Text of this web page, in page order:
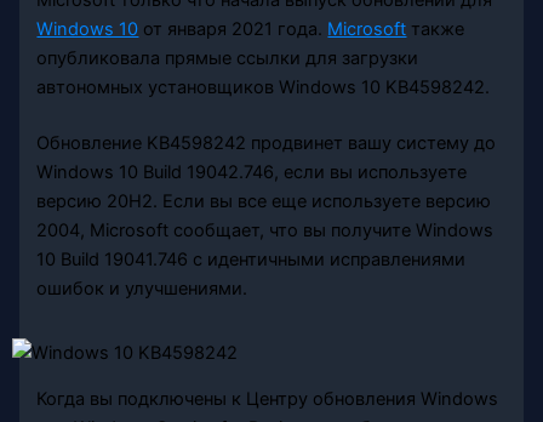
Windows 10 от января 2021 года. Microsoft также
опубликовала прямые ссылки для загрузки
автономных установщиков Windows 10 KB4598242.
Обновление KB4598242 продвинет вашу систему до
Windows 10 Build 19042.746, если вы используете
версию 20H2. Если вы все еще используете версию
2004, Microsoft сообщает, что вы получите Windows
10 Build 19041.746 с идентичными исправлениями
ошибок и улучшениями.
Когда вы подключены к Центру обновления Windows